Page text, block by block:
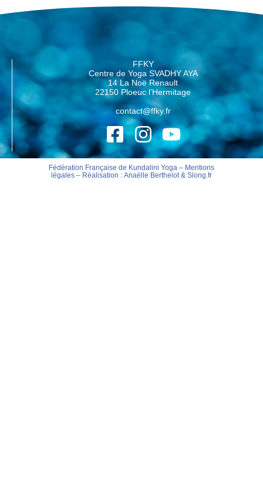
FFKY
Centre de Yoga SVADHY AYA
14 La Noë Renault
22150 Ploeuc l’Hermitage
contact@ffky.fr
Fédération Française de Kundalini Yoga – Mentions
légales– Réalisation : Anaëlle Berthelot& Slong.fr